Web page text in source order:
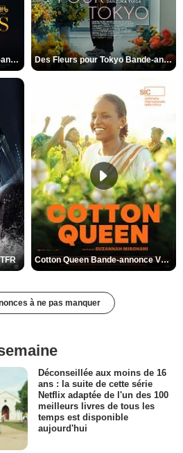
Les Silences de Riyad Bande-annonce VO STFR Des Fleurs pour Tokyo Bande-annonce VO STFR
Cotton Queen Bande-annonce VO STFR
à ne pas manquer
Déconseillée aux moins de 16
ans : la suite de cette série
Netflix adaptée de l'un des 100
meilleurs livres de tous les
temps est disponible
aujourd'hui